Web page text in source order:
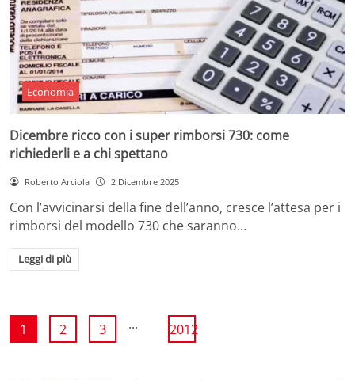
Economia
Dicembre ricco con i super rimborsi 730: come
richiederli e a chi spettano
Roberto Arciola 2 Dicembre 2025
Con l’avvicinarsi della fine dell’anno, cresce l’attesa per i
rimborsi del modello 730 che saranno…
Leggi di più
1 2 3 ... 2012